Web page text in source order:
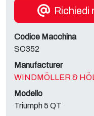
Richiedi
Codice Macchina
SO352
Manufacturer
WINDMÖLLER &
Modello
Triumph 5 QT